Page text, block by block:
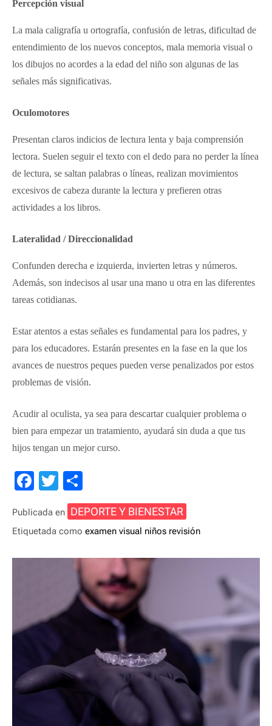
Percepción visual
La mala caligrafía u ortografía, confusión de letras, dificultad de
entendimiento de los nuevos conceptos, mala memoria visual o
los dibujos no acordes a la edad del niño son algunas de las
señales más significativas.
Oculomotores
Presentan claros indicios de lectura lenta y baja comprensión
lectora. Suelen seguir el texto con el dedo para no perder la línea
de lectura, se saltan palabras o líneas, realizan movimientos
excesivos de cabeza durante la lectura y prefieren otras
actividades a los libros.
Lateralidad / Direccionalidad
Confunden derecha e izquierda, invierten letras y números.
Además, son indecisos al usar una mano u otra en las diferentes
tareas cotidianas.
Estar atentos a estas señales es fundamental para los padres, y
para los educadores. Estarán presentes en la fase en la que los
avances de nuestros peques pueden verse penalizados por estos
problemas de visión.
Acudir al oculista, ya sea para descartar cualquier problema o
bien para empezar un tratamiento, ayudará sin duda a que tus
hijos tengan un mejor curso.
F
c
e
b
k
T
wi
tt
er
o
m
p
ar
tir
Publicada en DEPORTE Y BIENESTAR
Etiquetada como examen visual niños revisión